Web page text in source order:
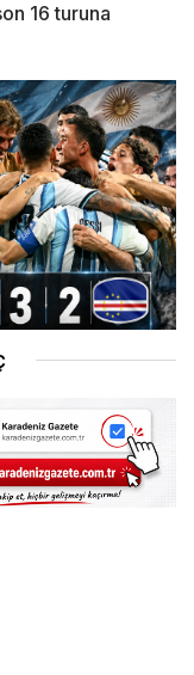
16 turuna